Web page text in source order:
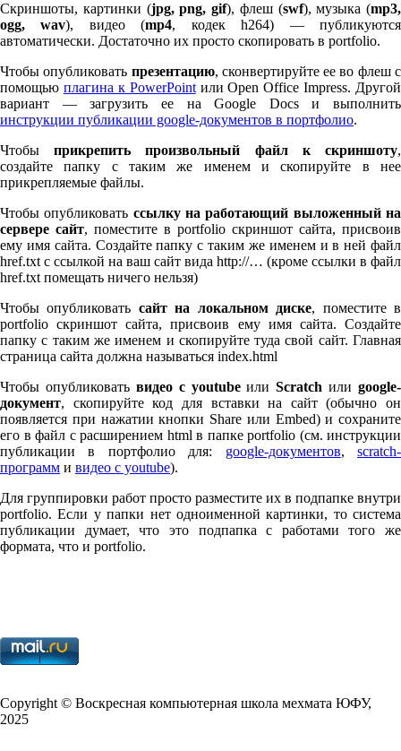
Скриншоты, картинки (jpg, png, gif), флеш (swf), музыка (mp3,
ogg, wav), видео (mp4, кодек h264) — публикуются
автоматически. Достаточно их просто скопировать в port­fo­lio.
Чтобы опубликовать презентацию, сконвертируйте ее во флеш с
помощью плагина к Pow­er­Pointили Open Office Impress. Другой
вариант — загрузить ее на Google Docs и выполнить
инструкции публикации google-документов в портфолио.
Чтобыприкрепить произвольный файл к скриншоту,
создайте папку с таким же именем и скопируйте в нее
прикрепляемые файлы.
Чтобы опубликовать ссылку на работающий выложенный на
сервере сайт, поместите в port­fo­lio скриншот сайта, присвоив
ему имя сайта. Создайте папку с таким же именем и в ней файл
href.txt с ссылкой на ваш сайт вида http://… (кроме ссылки в файл
href.txt помещать ничего нельзя)
Чтобы опубликовать сайт на локальном диске, поместите в
port­fo­lio скриншот сайта, присвоив ему имя сайта. Создайте
папку с таким же именем и скопируйте туда свой сайт. Главная
страница сайта должна называться index.html
Чтобы опубликовать видео с youtubeилиScratch или google-
документ, скопируйте код для вставки на сайт (обычно он
появляется при нажатии кнопки Share или Embed) и сохраните
его в файл с расширением html в папке port­fo­lio (см. инструкции
публикации в портфолио для: google-документов,scratch-
программ и видео с youtube).
Для группировки работ просто разместите их в подпапке внутри
port­fo­lio. Если у папки нет одноименной картинки, то система
публикации думает, что это подпапка с работами того же
формата, что и port­fo­lio.
Copy­right © Воскресная компьютерная школа мехмата ЮФУ,
2025